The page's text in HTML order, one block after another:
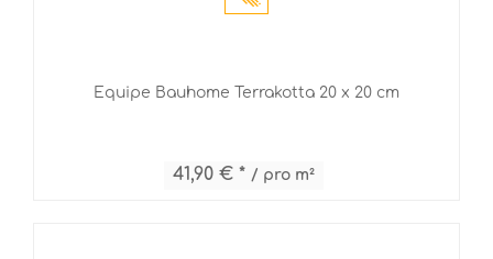
Equipe Bauhome Terrakotta 20 x 20 cm
41,90 € * / pro m²